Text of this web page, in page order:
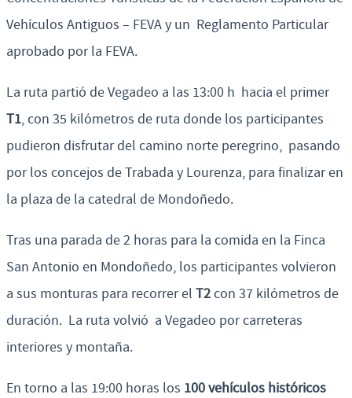
Vehículos Antiguos – FEVA y un Reglamento Particular
aprobado por la FEVA.
La ruta partió de Vegadeo a las 13:00 h hacia el primer
T1, con 35 kilómetros de ruta donde los participantes
pudieron disfrutar del camino norte peregrino, pasando
por los concejos de Trabada y Lourenza, para finalizar en
la plaza de la catedral de Mondoñedo.
Tras una parada de 2 horas para la comida en la Finca
San Antonio en Mondoñedo, los participantes volvieron
a sus monturas para recorrer el T2con 37 kilómetros de
duración. La ruta volvió a Vegadeo por carreteras
interiores y montaña.
En torno a las 19:00 horas los 100 vehículos históricos